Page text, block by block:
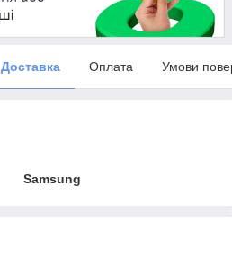
Доставка Оплата Умови
Samsung